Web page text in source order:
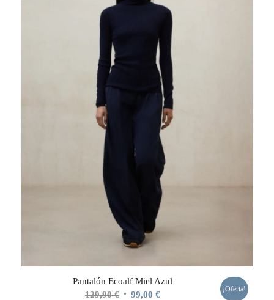
Pantalón Ecoalf Miel Azul
129,90€ El 99,00 €El
¡Oferta!